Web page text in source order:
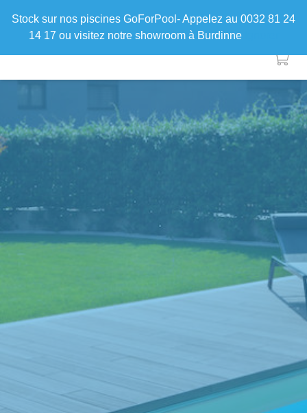
Stock sur nos piscines GoForPool- Appelez au 0032 81 24
14 17 ou visitez notre showroom à Burdinne